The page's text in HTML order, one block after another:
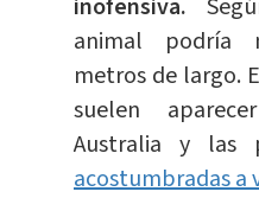
inofensiva.
animal podría
metros de largo.
suelen
Australia y las
acostumbradas a